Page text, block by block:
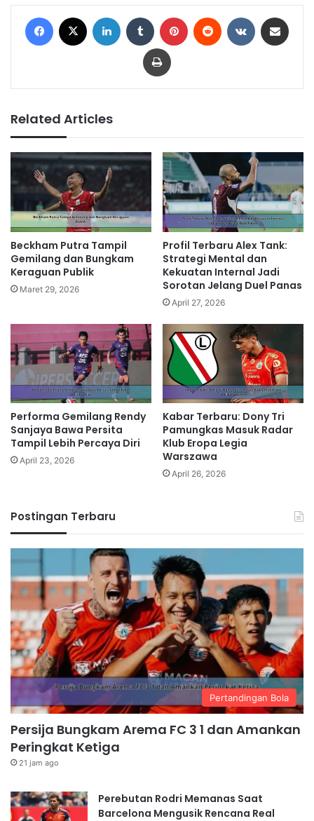
Print
Related Articles
Beckham Putra Tampil
Gemilang dan Bungkam
Keraguan Publik
Maret 29, 2026
Profil Terbaru Alex Tank:
Strategi Mental dan
Kekuatan Internal Jadi
Sorotan Jelang Duel Panas
April 27, 2026
Performa Gemilang Rendy
Sanjaya Bawa Persita
Tampil Lebih Percaya Diri
April 23, 2026
Kabar Terbaru: Dony Tri
Pamungkas Masuk Radar
Klub Eropa Legia
Warszawa
April 26, 2026
Postingan Terbaru
Pertandingan Bola
Persija Bungkam Arema FC 3 1 dan Amankan
Peringkat Ketiga
21 jam ago
Perebutan Rodri Memanas Saat
Barcelona Mengusik Rencana Real